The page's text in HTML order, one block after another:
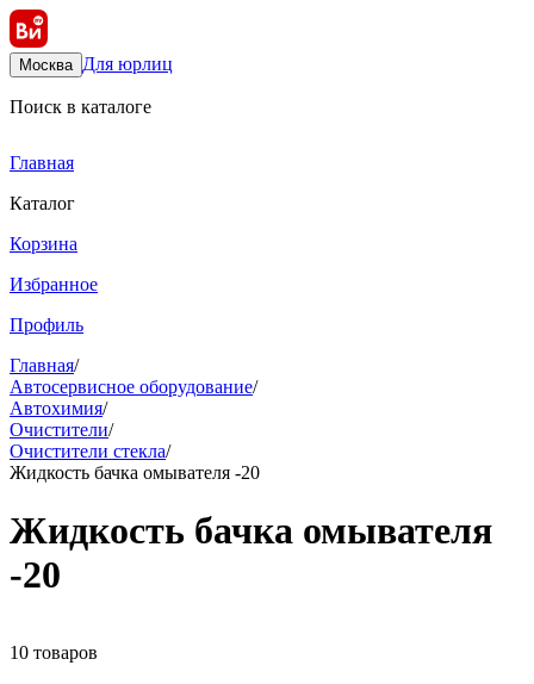
Москва Для юрлиц
Поиск в каталоге
Главная
Каталог
Корзина
Избранное
Профиль
Главная/
Автосервисное оборудование/
Автохимия/
Очистители/
Очистители стекла/
Жидкость бачка омывателя -20
Жидкость бачка омывателя
-20
10 товаров